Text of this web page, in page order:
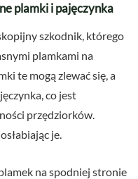
plamki i pajęczynka
szkodnik, którego
plamkami na
te mogą zlewać się, a
co jest
przędziorków.
je.
na spodniej stronie